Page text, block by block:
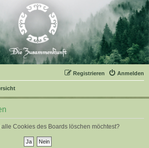
Anmelden
Registrieren
alle Cookies des Boards löschen möchtest?